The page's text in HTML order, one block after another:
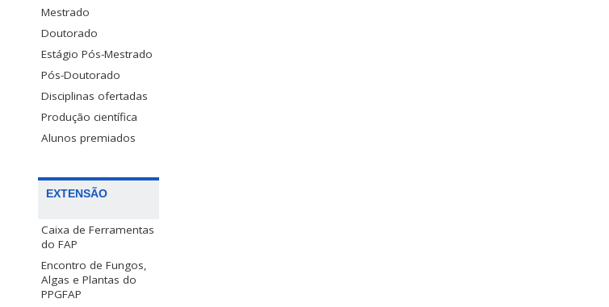
Mestrado
Doutorado
Estágio Pós-Mestrado
Pós-Doutorado
Disciplinas ofertadas
Produção científica
Alunos premiados
EXTENSÃO
Caixa de Ferramentas
do FAP
Encontro de Fungos,
Algas e Plantas do
PPGFAP